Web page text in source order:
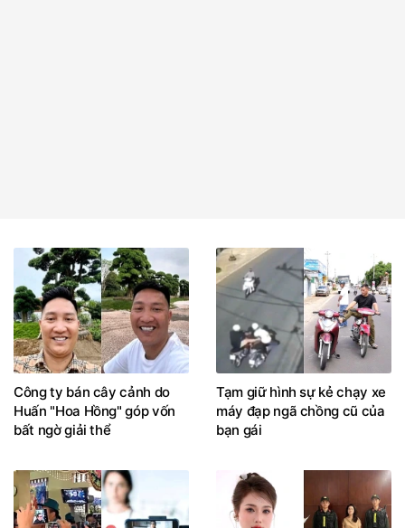
Công ty bán cây cảnh do
Huấn "Hoa Hồng" góp vốn
bất ngờ giải thể
Tạm giữ hình sự kẻ chạy xe
máy đạp ngã chồng cũ của
bạn gái